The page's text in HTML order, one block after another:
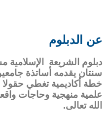
عن الدبلوم
دبلوم الشريعة
سنتان يقدمه أساتذة
خطة أكاديمية تغطي حقولا
علمية منهجية وحاجات
الله تعالى.